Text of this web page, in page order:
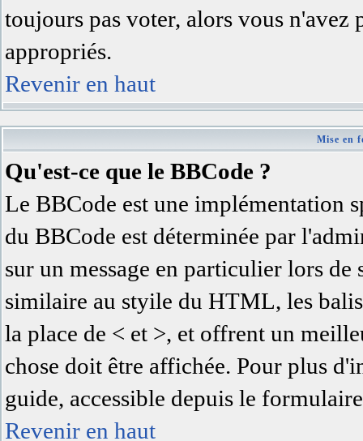
toujours pas voter, alors vous n'avez
appropriés.
Revenir en haut
Mise en
Qu'est-ce que le BBCode ?
Le BBCode est une
du BBCode est déterminée par
sur un message en particulier lors
similaire au styile du HTML, les
la place de < et >, et offrent un
chose doit être affichée. Pour plus
guide, accessible depuis le
Revenir en haut